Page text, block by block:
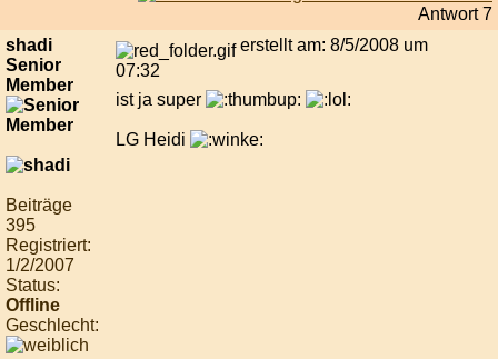
Antwort 7
shadi
Senior
Member
Beiträge
395
Registriert:
1/2/2007
Status:
Offline
Geschlecht:
erstellt am: 8/5/2008 um
07:32
ist ja super
LG Heidi